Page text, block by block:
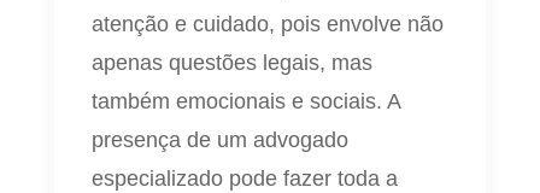
atenção e cuidado, pois envolve não
apenas questões legais, mas
também emocionais e sociais. A
presença de um advogado
especializado pode fazer toda a